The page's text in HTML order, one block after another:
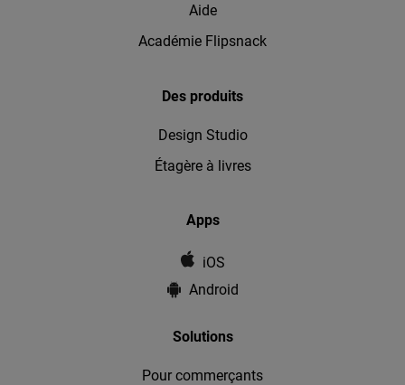
Aide
Académie Flipsnack
Des produits
Design Studio
Étagère à livres
Apps
iOS
Android
Solutions
Pour commerçants